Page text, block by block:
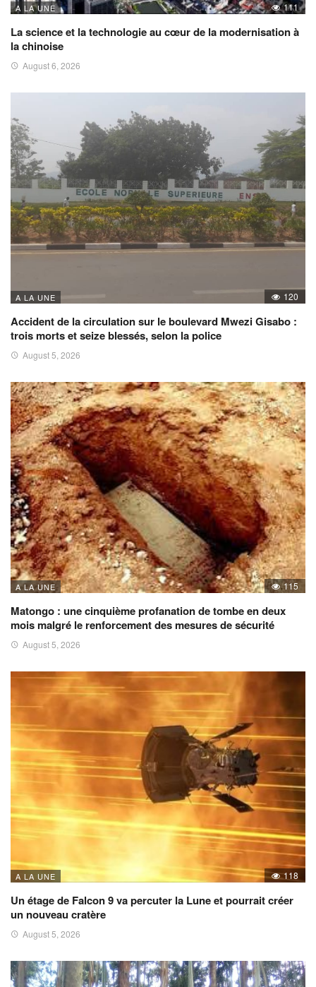
A LA UNE 111
La science et la technologie au cœur de la modernisation à
la chinoise
August 6, 2026
A LA UNE 120
Accident de la circulation sur le boulevard Mwezi Gisabo :
trois morts et seize blessés, selon la police
August 5, 2026
A LA UNE 115
Matongo : une cinquième profanation de tombe en deux
mois malgré le renforcement des mesures de sécurité
August 5, 2026
A LA UNE 118
Un étage de Falcon 9 va percuter la Lune et pourrait créer
un nouveau cratère
August 5, 2026